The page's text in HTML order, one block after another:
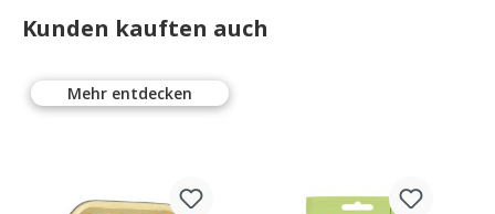
Kunden kauften auch
Mehr entdecken